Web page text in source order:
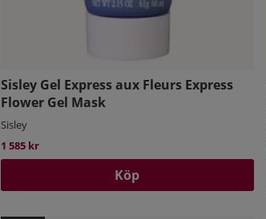
Sisley Gel Express aux Fleurs Express
Flower Gel Mask
Sisley
1 585 kr
Köp